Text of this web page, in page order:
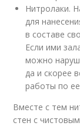
Нитролаки.
для
в составе
Если ими
можно
да и скорее
работы по
Вместе с тем
стен с